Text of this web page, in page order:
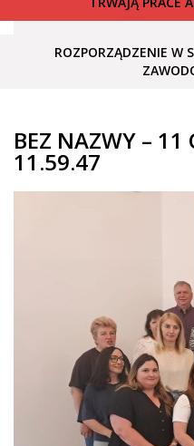
ROZPORZĄDZENIE W
BEZ NAZWY – 11
11.59.47